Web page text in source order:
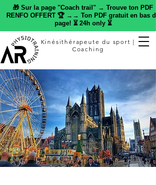
🎁 Sur la page "Coach trail" → Trouve ton PDF
RENFO OFFERT 🏆 →→ Ton PDF gratuit en bas de
page! ⏳ 24h only ⏳
Kinésithérapeute du sport |
Coaching